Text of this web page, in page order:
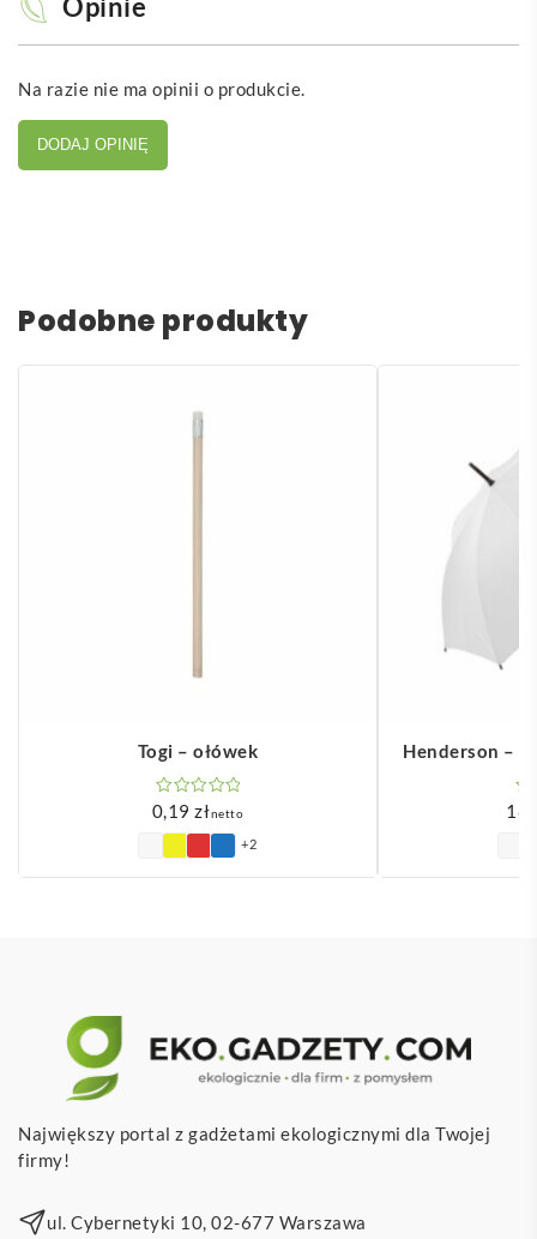
Opinie
Na razie nie ma opinii o produkcie.
DODAJ OPINIĘ
Podobne produkty
Togi – ołówek
0,19złnetto
+2
Henderson –
Największy portal z gadżetami ekologicznymi dla Twojej
firmy!
ul. Cybernetyki 10, 02-677 Warszawa